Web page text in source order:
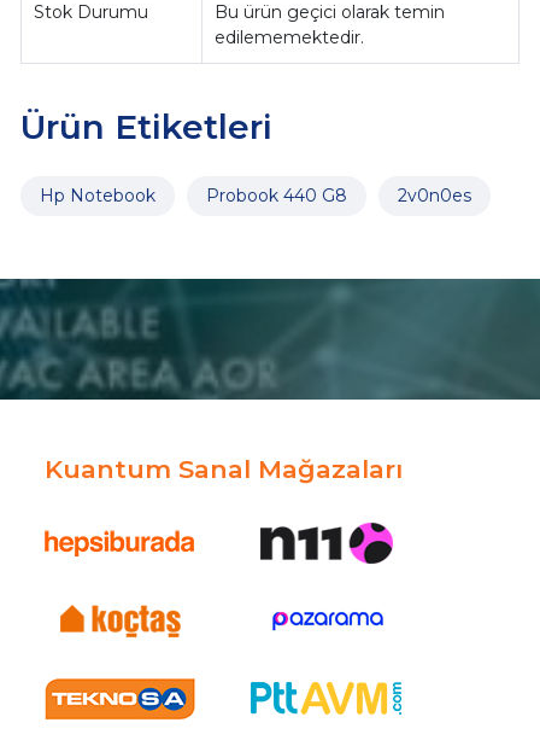
Stok Durumu
Bu ürün geçici olarak temin
edilememektedir.
Ürün Etiketleri
Hp Notebook Probook 440 G8 2v0n0es
Kuantum Sanal Mağazaları